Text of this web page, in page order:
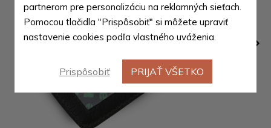
partnerom pre personalizáciu na reklamných sieťach.
Pomocou tlačidla "Prispôsobiť" si môžete upraviť
nastavenie cookies podľa vlastného uváženia.
Prispôsobiť PRIJAŤ VŠETKO